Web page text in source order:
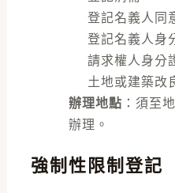
登記名義人同
登記名義人身
請求權人身分
土地或建築改
辦理地點 ：須至
辦理。
強制性限制登記